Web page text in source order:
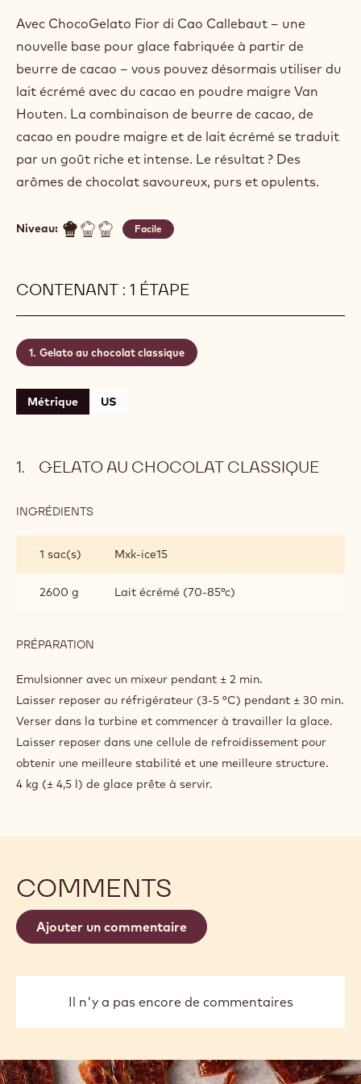
Avec ChocoGelato Fior di Cao Callebaut – une
nouvelle base pour glace fabriquée à partir de
beurre de cacao – vous pouvez désormais utiliser du
lait écrémé avec du cacao en poudre maigre Van
Houten. La combinaison de beurre de cacao, de
cacao en poudre maigre et de lait écrémé se traduit
par un goût riche et intense. Le résultat ? Des
arômes de chocolat savoureux, purs et opulents.
Niveau: Facile
CONTENANT : 1 ÉTAPE
Gelato au chocolat classique
Métrique US
GELATO AU CHOCOLAT CLASSIQUE
INGRÉDIENTS
CHOCOLAT
CLASSIQUE
1 sac(s) Mxk-ice15
2600 g Lait écrémé (70-85°c)
PRÉPARATION
AU
CLASSIQUE
Emulsionner avec un mixeur pendant ± 2 min.
Laisser reposer au réfrigérateur (3-5 °C) pendant ± 30 min.
Verser dans la turbine et commencer à travailler la glace.
Laisser reposer dans une cellule de refroidissement pour
obtenir une meilleure stabilité et une meilleure structure.
4 kg (± 4,5 l) de glace prête à servir.
COMMENTS
Ajouter un commentaire
Il n'y a pas encore de commentaires